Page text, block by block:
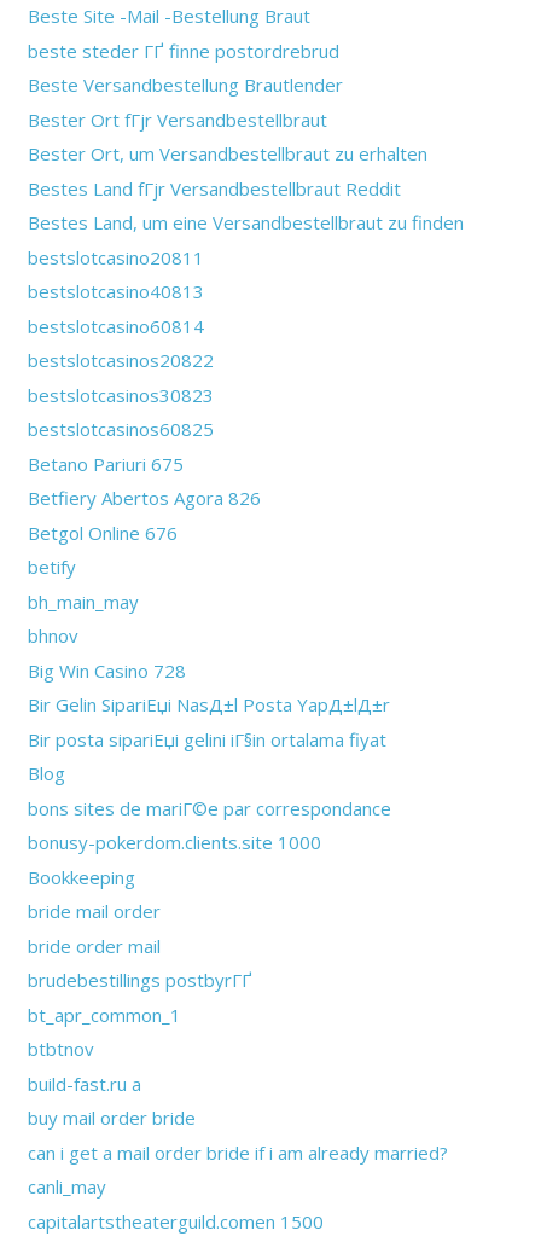
Beste Site -Mail -Bestellung Braut
beste steder ГҐ finne postordrebrud
Beste Versandbestellung Brautlender
Bester Ort fГјr Versandbestellbraut
Bester Ort, um Versandbestellbraut zu erhalten
Bestes Land fГјr Versandbestellbraut Reddit
Bestes Land, um eine Versandbestellbraut zu finden
bestslotcasino20811
bestslotcasino40813
bestslotcasino60814
bestslotcasinos20822
bestslotcasinos30823
bestslotcasinos60825
Betano Pariuri 675
Betfiery Abertos Agora 826
Betgol Online 676
betify
bh_main_may
bhnov
Big Win Casino 728
Bir Gelin SipariЕџi NasД±l Posta YapД±lД±r
Bir posta sipariЕџi gelini iГ§in ortalama fiyat
Blog
bons sites de mariГ©e par correspondance
bonusy-pokerdom.clients.site 1000
Bookkeeping
bride mail order
bride order mail
brudebestillings postbyrГҐ
bt_apr_common_1
btbtnov
build-fast.ru a
buy mail order bride
can i get a mail order bride if i am already married?
canli_may
capitalartstheaterguild.comen 1500